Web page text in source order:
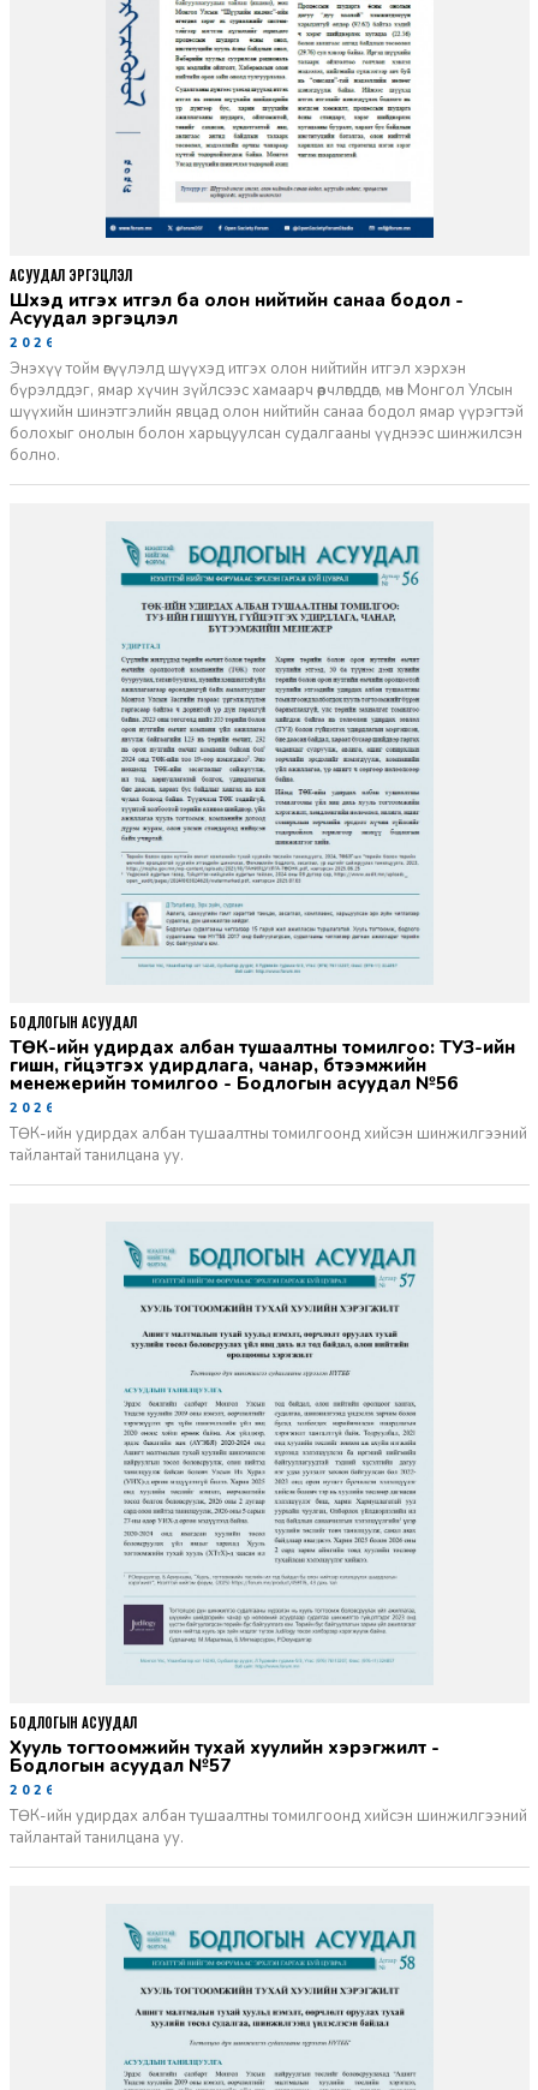
Шүүхэд итгэх итгэл ба олон нийтийн санаа бодол -
Асуудал эргэцүүлэл
2026-06-11
Энэхүү тойм өгүүлэлд шүүхэд итгэх олон нийтийн итгэл хэрхэн
бүрэлддэг, ямар хүчин зүйлсээс хамаарч өөрчлөгддөг, мөн Монгол Улсын
шүүхийн шинэтгэлийн явцад олон нийтийн санаа бодол ямар үүрэгтэй
болохыг онолын болон харьцуулсан судалгааны үүднээс шинжилсэн
болно.
АСУУДАЛ ЭРГЭЦҮҮЛЭЛ
ТӨК-ийн удирдах албан тушаалтны томилгоо: ТУЗ-ийн
гишүүн, гүйцэтгэх удирдлага, чанар, бүтээмжийн
менежерийн томилгоо - Бодлогын асуудал №56
2026-06-02
ТӨК-ийн удирдах албан тушаалтны томилгоонд хийсэн шинжилгээний
тайлантай танилцана уу.
БОДЛОГЫН АСУУДАЛ
Хууль тогтоомжийн тухай хуулийн хэрэгжилт -
Бодлогын асуудал №57
2026-06-02
ТӨК-ийн удирдах албан тушаалтны томилгоонд хийсэн шинжилгээний
тайлантай танилцана уу.
БОДЛОГЫН АСУУДАЛ